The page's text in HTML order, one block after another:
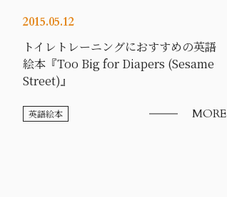
2015.05.12
トイレトレーニングにおすすめの英語
絵本『Too Big for Diapers (Sesame
Street)』
英語絵本 MORE